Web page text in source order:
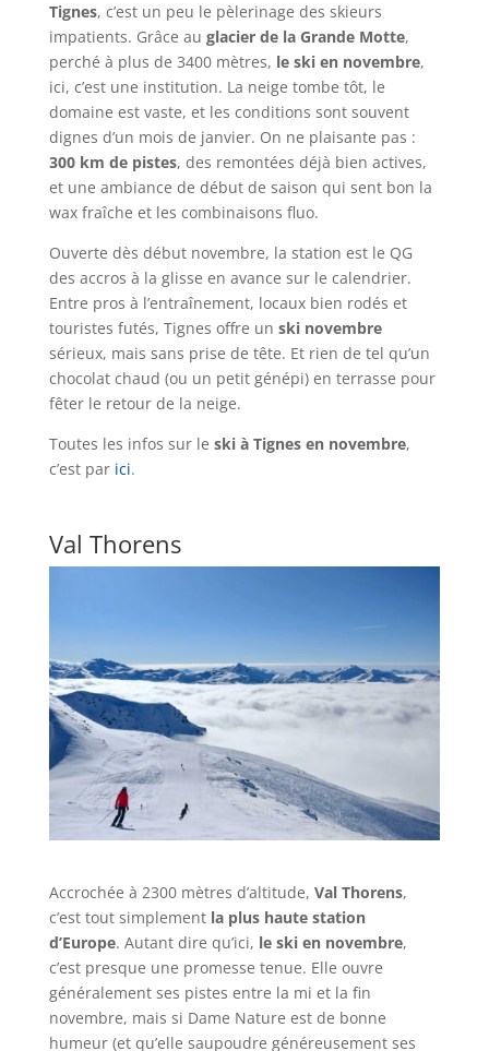
Tignes, c’est un peu le pèlerinage des skieurs
impatients. Grâce au glacier de la Grande Motte,
perché à plus de 3400 mètres, le ski en novembre,
ici, c’est une institution. La neige tombe tôt, le
domaine est vaste, et les conditions sont souvent
dignes d’un mois de janvier. On ne plaisante pas :
300 km de pistes, des remontées déjà bien actives,
et une ambiance de début de saison qui sent bon la
wax fraîche et les combinaisons fluo.
Ouverte dès début novembre, la station est le QG
des accros à la glisse en avance sur le calendrier.
Entre pros à l’entraînement, locaux bien rodés et
touristes futés, Tignes offre un ski novembre
sérieux, mais sans prise de tête. Et rien de tel qu’un
chocolat chaud (ou un petit génépi) en terrasse pour
fêter le retour de la neige.
Toutes les infos sur le ski à Tignes en novembre,
c’est par ici.
Val Thorens
Accrochée à 2300 mètres d’altitude, Val Thorens,
c’est tout simplement la plus haute station
d’Europe. Autant dire qu’ici, le ski en novembre,
c’est presque une promesse tenue. Elle ouvre
généralement ses pistes entre la mi et la fin
novembre, mais si Dame Nature est de bonne
humeur (et qu’elle saupoudre généreusement ses